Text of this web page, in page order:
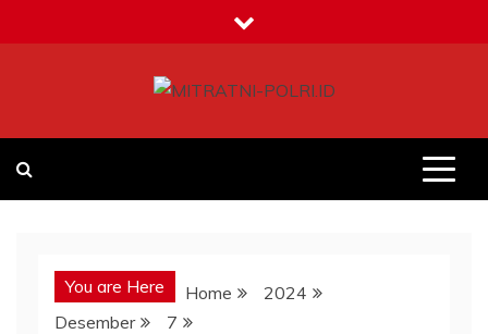
to
You are Here Home
2024
Desember
7